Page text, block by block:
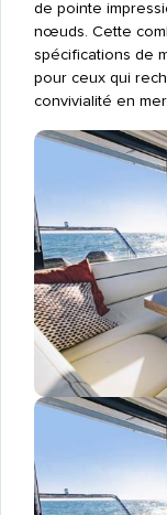
de pointe
nœuds. Cette
spécifications de
pour ceux qui
convivialité en mer.